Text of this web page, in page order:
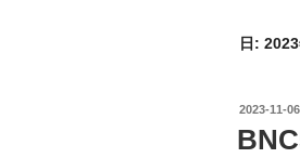
日:
投
日:
2023-11-06